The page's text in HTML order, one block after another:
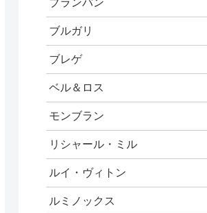
ブランパン
ブルガリ
ブレゲ
ベル＆ロス
モンブラン
リシャール・ミル
ルイ・ヴィトン
ルミノックス